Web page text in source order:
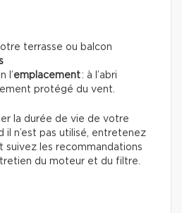
terrasse ou balcon
l’emplacement: à l’abri
protégé du vent.
la durée de vie de votre
il n’est pas utilisé, entretenez
suivez les recommandations
du moteur et du filtre.